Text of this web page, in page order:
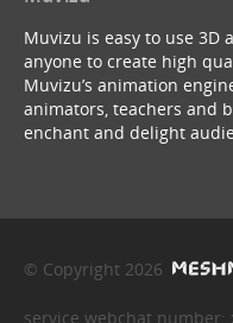
Muvizu is easy to use 3D
anyone to create high
Muvizu’s animation
animators, teachers and
enchant and delight
© Copyright 2026
service webchat number: